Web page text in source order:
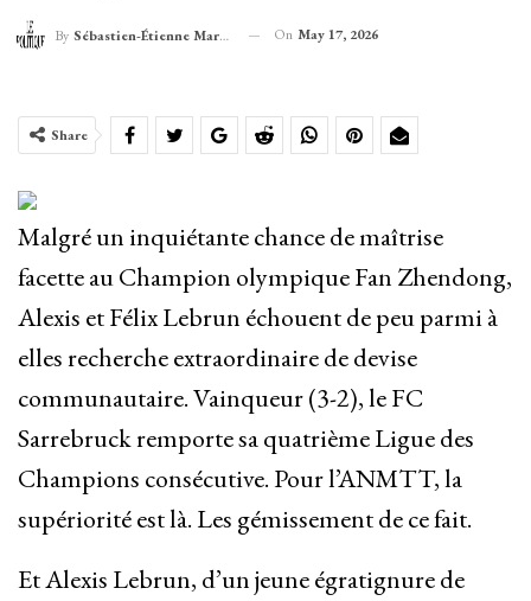
By Sébastien-Étienne Marechal On May 17, 2026
Share
Malgré un inquiétante chance de maîtrise
facette au Champion olympique Fan Zhendong,
Alexis et Félix Lebrun échouent de peu parmi à
elles recherche extraordinaire de devise
communautaire. Vainqueur (3-2), le FC
Sarrebruck remporte sa quatrième Ligue des
Champions consécutive. Pour l’ANMTT, la
supériorité est là. Les gémissement de ce fait.
Et Alexis Lebrun, d’un jeune égratignure de